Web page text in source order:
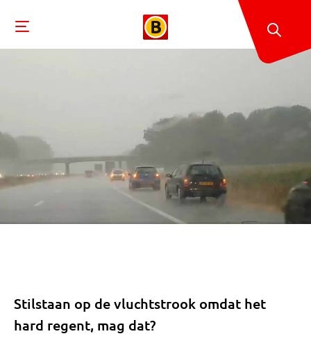
Stilstaan op de vluchtstrook omdat het
hard regent, mag dat?